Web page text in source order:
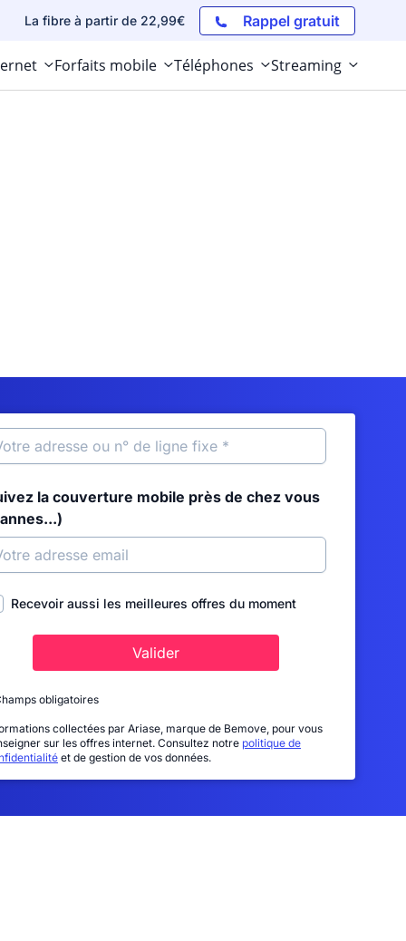
La fibre à partir de 22,99€ Rappel gratuit
Forfaits mobile Téléphones Streaming
la couverture mobile près de chez vous
Recevoir aussi les meilleures offres du moment
Valider
obligatoires
collectées par Ariase, marque de Bemove, pour vous
sur les offres internet. Consultez notre politique de
et de gestion de vos données.